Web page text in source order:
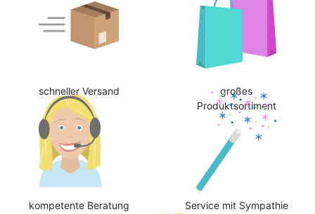
schneller Versand
großes
Produktsortiment
kompetente Beratung Service mit Sympathie